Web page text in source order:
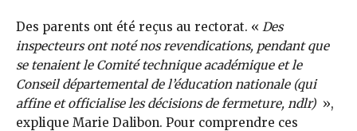
Des parents ont été reçus au rectorat. « Des
inspecteurs ont noté nos revendications, pendant que
se tenaient le Comité technique académique et le
Conseil départemental de l’éducation nationale (qui
affine et officialise les décisions de fermeture, ndlr) »,
explique Marie Dalibon. Pour comprendre ces